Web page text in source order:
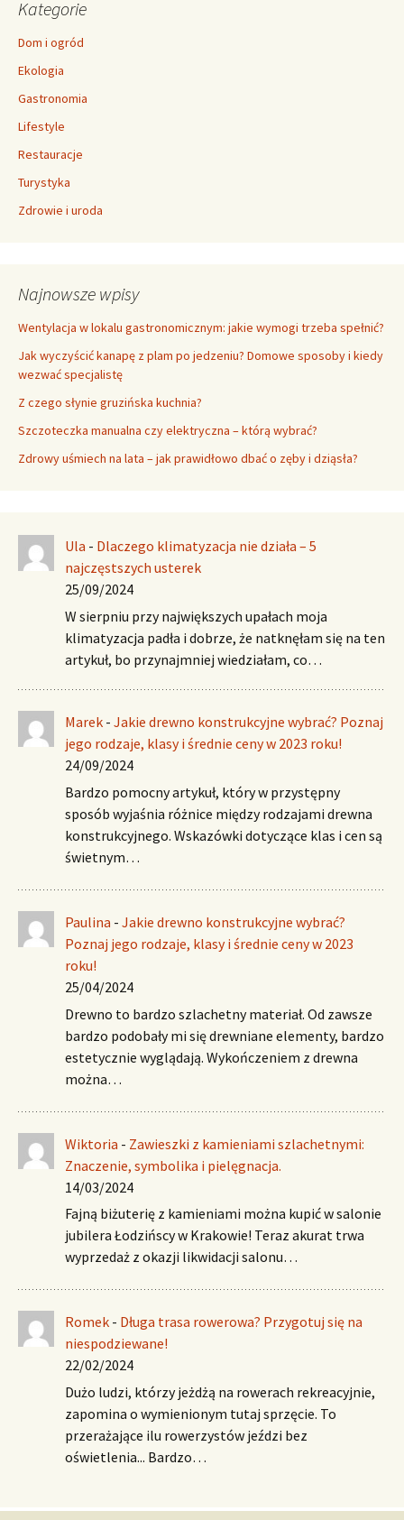
Kategorie
Dom i ogród
Ekologia
Gastronomia
Lifestyle
Restauracje
Turystyka
Zdrowie i uroda
Najnowsze wpisy
Wentylacja w lokalu gastronomicznym: jakie wymogi trzeba spełnić?
Jak wyczyścić kanapę z plam po jedzeniu? Domowe sposoby i kiedy
wezwać specjalistę
Z czego słynie gruzińska kuchnia?
Szczoteczka manualna czy elektryczna – którą wybrać?
Zdrowy uśmiech na lata – jak prawidłowo dbać o zęby i dziąsła?
Ula - Dlaczego klimatyzacja nie działa – 5
najczęstszych usterek
25/09/2024
W sierpniu przy największych upałach moja
klimatyzacja padła i dobrze, że natknęłam się na ten
artykuł, bo przynajmniej wiedziałam, co…
Marek - Jakie drewno konstrukcyjne wybrać? Poznaj
jego rodzaje, klasy i średnie ceny w 2023 roku!
24/09/2024
Bardzo pomocny artykuł, który w przystępny
sposób wyjaśnia różnice między rodzajami drewna
konstrukcyjnego. Wskazówki dotyczące klas i cen są
świetnym…
Paulina - Jakie drewno konstrukcyjne wybrać?
Poznaj jego rodzaje, klasy i średnie ceny w 2023
roku!
25/04/2024
Drewno to bardzo szlachetny materiał. Od zawsze
bardzo podobały mi się drewniane elementy, bardzo
estetycznie wyglądają. Wykończeniem z drewna
można…
Wiktoria - Zawieszki z kamieniami szlachetnymi:
Znaczenie, symbolika i pielęgnacja.
14/03/2024
Fajną biżuterię z kamieniami można kupić w salonie
jubilera Łodzińscy w Krakowie! Teraz akurat trwa
wyprzedaż z okazji likwidacji salonu…
Romek - Długa trasa rowerowa? Przygotuj się na
niespodziewane!
22/02/2024
Dużo ludzi, którzy jeżdżą na rowerach rekreacyjnie,
zapomina o wymienionym tutaj sprzęcie. To
przerażające ilu rowerzystów jeździ bez
oświetlenia... Bardzo…